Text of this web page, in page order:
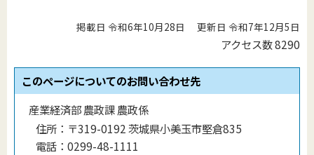
掲載日 令和6年10月28日 更新日 令和7年12月5日
アクセス数8290
このページについてのお問い合わせ先
産業経済部 農政課 農政係
住所： 〒319-0192 茨城県小美玉市堅倉835
電話： 0299-48-1111